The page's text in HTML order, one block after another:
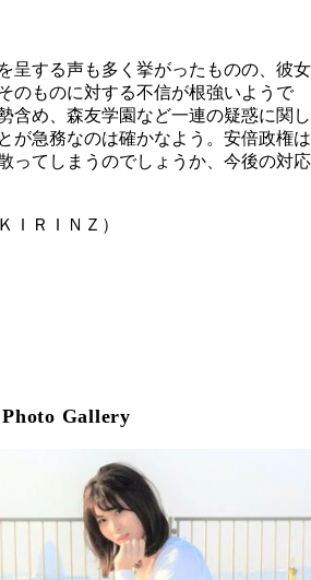
呈する声も多く挙がったものの、彼女
のものに対する不信が根強いようで
含め、森友学園など一連の疑惑に関し
が急務なのは確かなよう。安倍政権は
ってしまうのでしょうか、今後の対応
ＩＲＩＮＺ）
Photo Gallery